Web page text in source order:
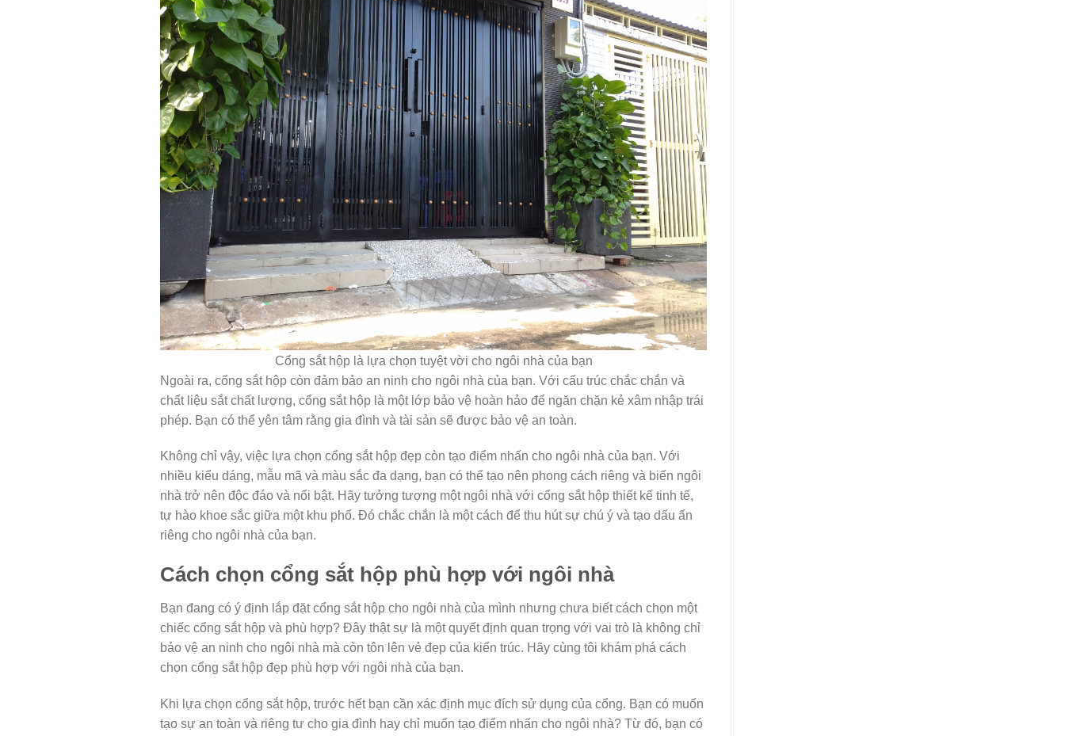
Cổng sắt hộp là lựa chọn tuyệt vời cho ngôi nhà của bạn
Ngoài ra, cổng sắt hộp còn đảm bảo an ninh cho ngôi nhà của bạn. Với cấu trúc chắc chắn và
chất liệu sắt chất lượng, cổng sắt hộp là một lớp bảo vệ hoàn hảo để ngăn chặn kẻ xâm nhập trái
phép. Bạn có thể yên tâm rằng gia đình và tài sản sẽ được bảo vệ an toàn.
Không chỉ vậy, việc lựa chọn cổng sắt hộp đẹp còn tạo điểm nhấn cho ngôi nhà của bạn. Với
nhiều kiểu dáng, mẫu mã và màu sắc đa dạng, bạn có thể tạo nên phong cách riêng và biến ngôi
nhà trở nên độc đáo và nổi bật. Hãy tưởng tượng một ngôi nhà với cổng sắt hộp thiết kế tinh tế,
tự hào khoe sắc giữa một khu phố. Đó chắc chắn là một cách để thu hút sự chú ý và tạo dấu ấn
riêng cho ngôi nhà của bạn.
Cách chọn cổng sắt hộp phù hợp với ngôi nhà
Bạn đang có ý định lắp đặt cổng sắt hộp cho ngôi nhà của mình nhưng chưa biết cách chọn một
chiếc cổng sắt hộp và phù hợp? Đây thật sự là một quyết định quan trọng với vai trò là không chỉ
bảo vệ an ninh cho ngôi nhà mà còn tôn lên vẻ đẹp của kiến trúc. Hãy cùng tôi khám phá cách
chọn cổng sắt hộp đẹp phù hợp với ngôi nhà của bạn.
Khi lựa chọn cổng sắt hộp, trước hết bạn cần xác định mục đích sử dụng của cổng. Bạn có muốn
tạo sự an toàn và riêng tư cho gia đình hay chỉ muốn tạo điểm nhấn cho ngôi nhà? Từ đó, bạn có